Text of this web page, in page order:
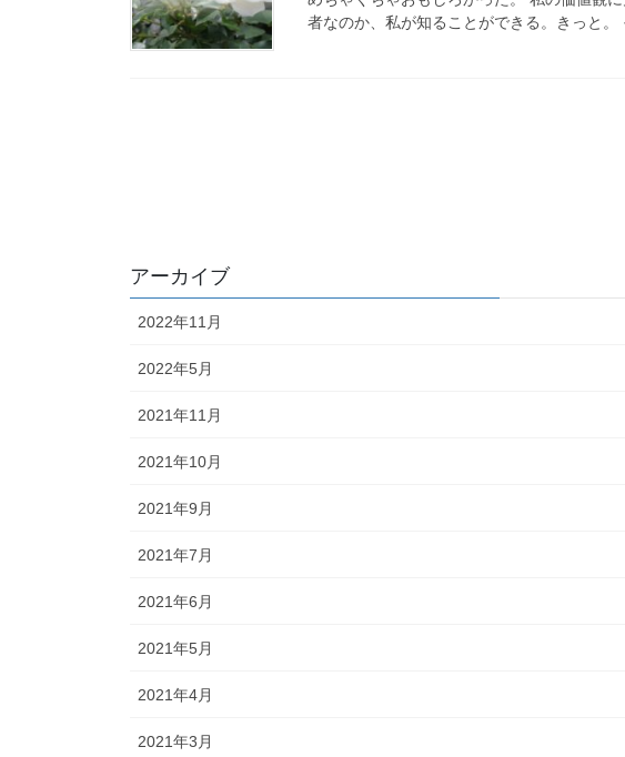
者なのか、私が知ることができる。きっと
ー
ジ
アーカイブ
2022年11月
2022年5月
2021年11月
2021年10月
2021年9月
2021年7月
2021年6月
2021年5月
2021年4月
2021年3月